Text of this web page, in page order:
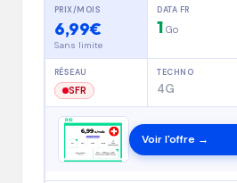
PRIX/MOIS
6,99€
Sans limite
DATA FR
1 Go
RÉSEAU
SFR
TECHNO
4G
Voir l'offre →